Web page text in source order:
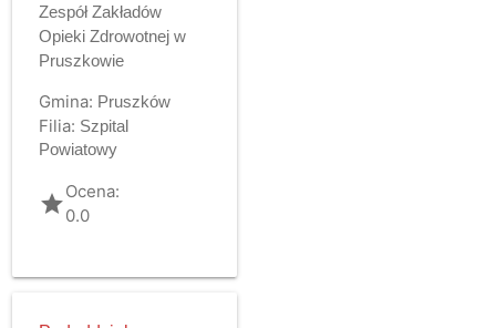
Zespół Zakładów
Opieki Zdrowotnej w
Pruszkowie
Gmina: Pruszków
Filia: Szpital
Powiatowy
gradeOcena:
0.0